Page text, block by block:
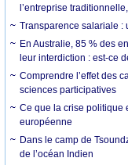
l’entreprise
Transparence salariale :
En Australie, 85 % des
leur interdiction : est-ce
Comprendre l’effet des
sciences participatives
Ce que la crise politique
européenne
Dans le camp de
de l’océan Indien